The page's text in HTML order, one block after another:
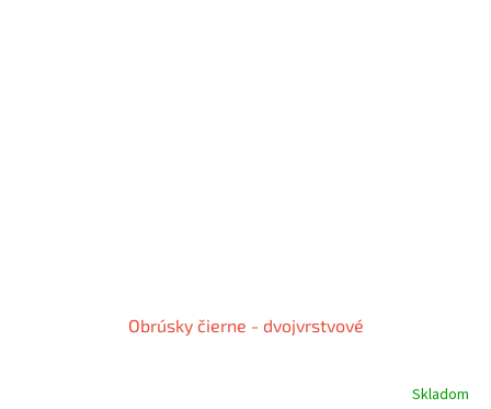
Obrúsky čierne - dvojvrstvové
Skladom